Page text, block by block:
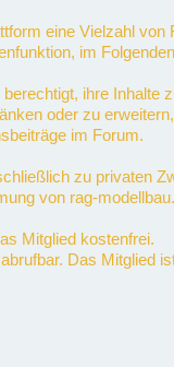
eine Vielzahl
im
ihre Inhalte
oder zu
im Forum.
zu privaten
von rag-
Mitglied kostenfrei.
Das Mitglied